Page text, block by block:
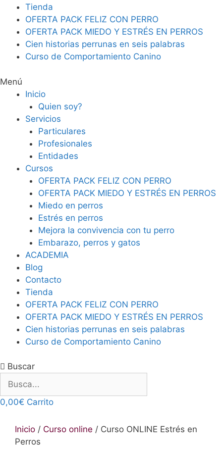
Tienda
OFERTA PACK FELIZ CON PERRO
OFERTA PACK MIEDO Y ESTRÉS EN PERROS
Cien historias perrunas en seis palabras
Curso de Comportamiento Canino
Menú
Inicio
Quien soy?
Servicios
Particulares
Profesionales
Entidades
Cursos
OFERTA PACK FELIZ CON PERRO
OFERTA PACK MIEDO Y ESTRÉS EN PERROS
Miedo en perros
Estrés en perros
Mejora la convivencia con tu perro
Embarazo, perros y gatos
ACADEMIA
Blog
Contacto
Tienda
OFERTA PACK FELIZ CON PERRO
OFERTA PACK MIEDO Y ESTRÉS EN PERROS
Cien historias perrunas en seis palabras
Curso de Comportamiento Canino
Buscar
0,00€ Carrito
Inicio / Curso online / Curso ONLINE Estrés en
Perros